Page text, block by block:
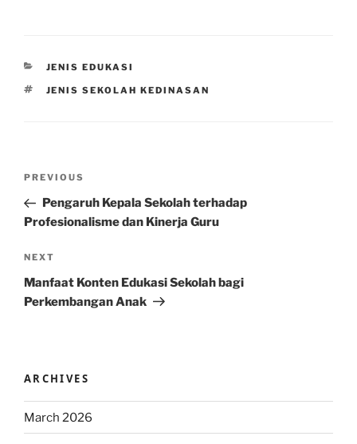
CATEGORIES
JENIS EDUKASI
TAGS
JENIS SEKOLAH KEDINASAN
Previous
Post
PREVIOUS
Pengaruh Kepala Sekolah terhadap
Profesionalisme dan Kinerja Guru
Next
Post
NEXT
Manfaat Konten Edukasi Sekolah bagi
Perkembangan Anak
ARCHIVES
March 2026